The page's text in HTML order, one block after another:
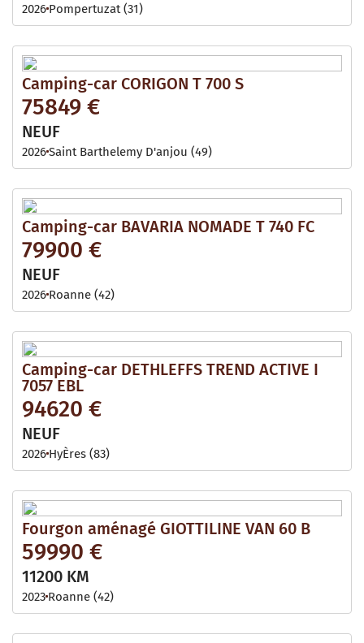
2026 Pompertuzat (31)
Camping-car CORIGON T 700 S
75849 €
NEUF
2026Saint Barthelemy D'anjou (49)
Camping-car BAVARIA NOMADE T 740 FC
79900 €
NEUF
2026 Roanne (42)
Camping-car DETHLEFFS TREND ACTIVE I
7057 EBL
94620 €
NEUF
2026 HyÈres (83)
Fourgon aménagé GIOTTILINE VAN 60 B
59990 €
11200 KM
2023 Roanne (42)